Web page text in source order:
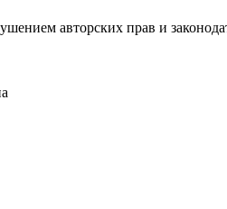
авторских прав и